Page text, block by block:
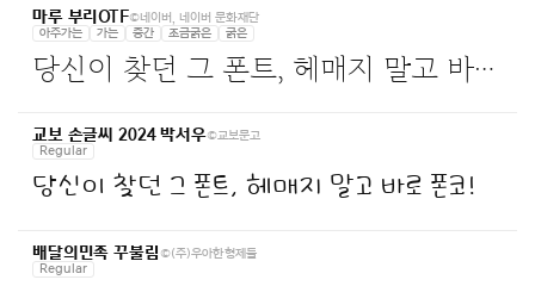
마루 부리OTF©네이버, 네이버 문화재단
아주가는
가는 중간 조금굵은 굵은
당신이 찾던 그 폰트, 헤매지 말고 바로 폰코!
교보 손글씨 2024 박서우©교보문고
Regular
당신이 찾던 그 폰트, 헤매지 말고 바로 폰코!
배달의민족 꾸불림 ©(주)우아한형제들
Regular